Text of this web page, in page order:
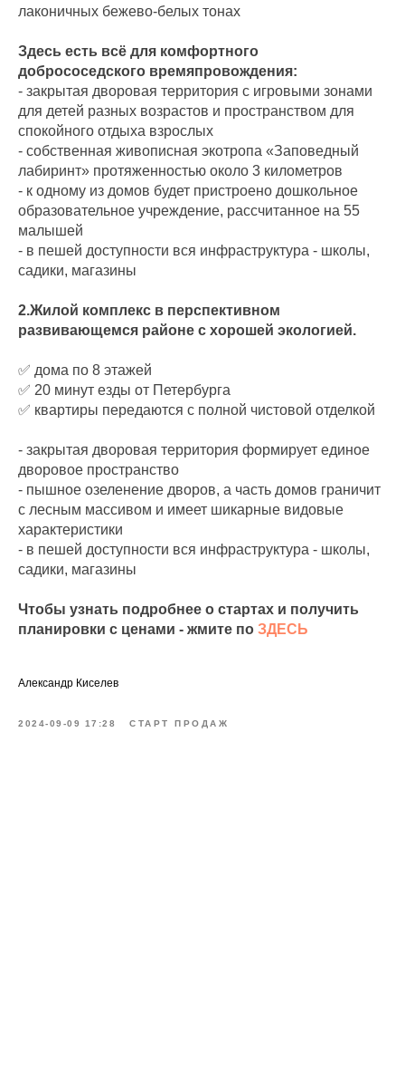
лаконичных бежево-белых тонах
Здесь есть всё для комфортного
добрососедского времяпровождения:
- закрытая дворовая территория с игровыми зонами
для детей разных возрастов и пространством для
спокойного отдыха взрослых
- собственная живописная экотропа «Заповедный
лабиринт» протяженностью около 3 километров
- к одному из домов будет пристроено дошкольное
образовательное учреждение, рассчитанное на 55
малышей
- в пешей доступности вся инфраструктура - школы,
садики, магазины
2.Жилой комплекс в перспективном
развивающемся районе с хорошей экологией.
✅ дома по 8 этажей
✅ 20 минут езды от Петербурга
✅ квартиры передаются с полной чистовой отделкой
- закрытая дворовая территория формирует единое
дворовое пространство
- пышное озеленение дворов, а часть домов граничит
с лесным массивом и имеет шикарные видовые
характеристики
- в пешей доступности вся инфраструктура - школы,
садики, магазины
Чтобы узнать подробнее о стартах и получить
планировки с ценами - жмите по ЗДЕСЬ
Александр Киселев
2024-09-09 17:28 СТАРТ ПРОДАЖ